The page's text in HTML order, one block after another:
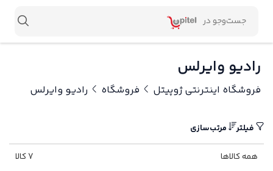
رادیو وایرلس
فروشگاه اینترنتی ژوپیتل فروشگاه رادیو وایرلس
فیلتر مرتب‌سازی
همه کالاها 7 کالا